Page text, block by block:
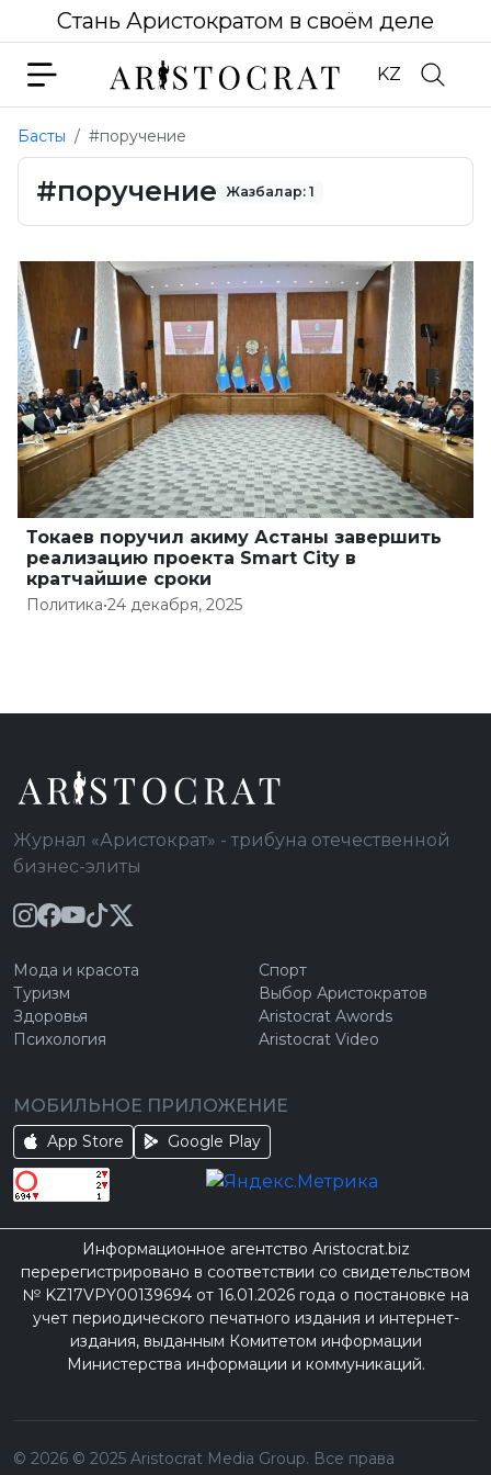
Стань Аристократом в своём деле
KZ
Басты #поручение
#поручение Жазбалар: 1
Токаев поручил акиму Астаны завершить
реализацию проекта Smart City в
кратчайшие сроки
Политика•24 декабря, 2025
Журнал «Аристократ» - трибуна отечественной
бизнес-элиты
Мода и красота
Туризм
Здоровья
Психология
Спорт
Выбор Аристократов
Aristocrat Awords
Aristocrat Video
МОБИЛЬНОЕ ПРИЛОЖЕНИЕ
App Store Google Play
Информационное агентство Aristocrat.biz
перерегистрировано в соответствии со свидетельством
№ KZ17VPY00139694 от 16.01.2026 года о постановке на
учет периодического печатного издания и интернет-
издания, выданным Комитетом информации
Министерства информации и коммуникаций.
© 2026 © 2025 Aristocrat Media Group. Все права